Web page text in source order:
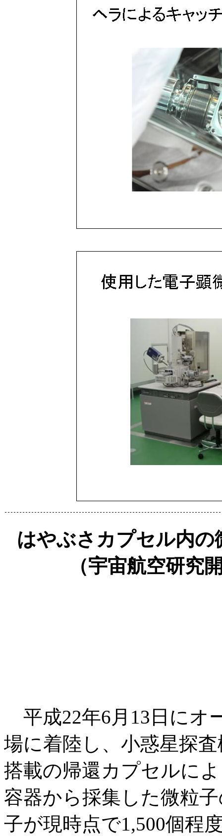
はやぶさカプセル内
（宇宙航空研
平成22年6月13日にオ
場に着陸し、小惑星探
搭載の帰還カプセルに
容器から採集した微粒
子が現時点で1,500個程